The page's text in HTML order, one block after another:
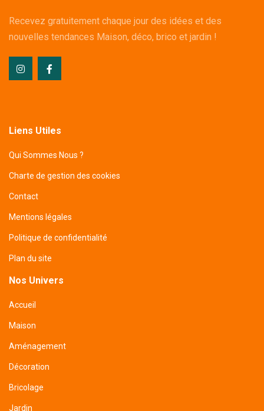
Recevez gratuitement chaque jour des idées et des
nouvelles tendances Maison, déco, brico et jardin !
Liens Utiles
Qui Sommes Nous ?
Charte de gestion des cookies
Contact
Mentions légales
Politique de confidentialité
Plan du site
Nos Univers
Accueil
Maison
Aménagement
Décoration
Bricolage
Jardin